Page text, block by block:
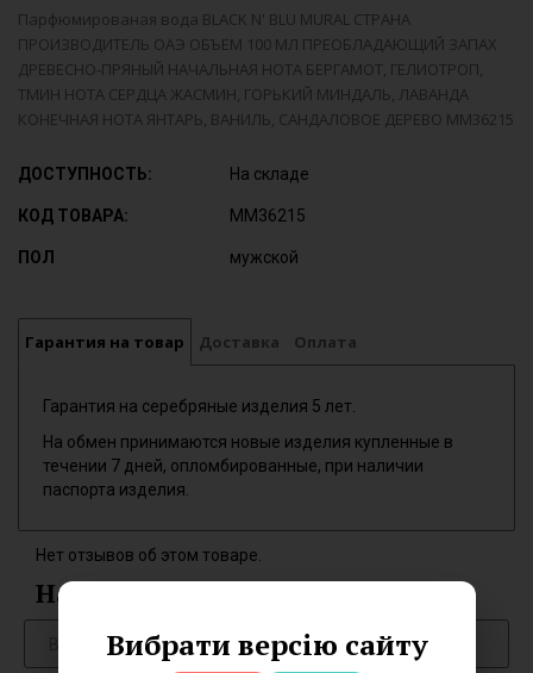
Вибрати версію сайту
Парфюмированая вода BLACK N' BLU MURAL СТРАНА
ПРОИЗВОДИТЕЛЬ ОАЭ ОБЪЕМ 100 МЛ ПРЕОБЛАДАЮЩИЙ ЗАПАХ
ДРЕВЕСНО-ПРЯНЫЙ НАЧАЛЬНАЯ НОТА БЕРГАМОТ, ГЕЛИОТРОП,
ТМИН НОТА СЕРДЦА ЖАСМИН, ГОРЬКИЙ МИНДАЛЬ, ЛАВАНДА
КОНЕЧНАЯ НОТА ЯНТАРЬ, ВАНИЛЬ, САНДАЛОВОЕ ДЕРЕВО ММ36215
ДОСТУПНОСТЬ: На складе
КОД ТОВАРА: ММ36215
ПОЛ мужской
Гарантия на товар Доставка Оплата
Гарантия на серебряные изделия 5 лет.
На обмен принимаются новые изделия купленные в
течении 7 дней, опломбированные, при наличии
паспорта изделия.
Нет отзывов об этом товаре.
Написать отзыв